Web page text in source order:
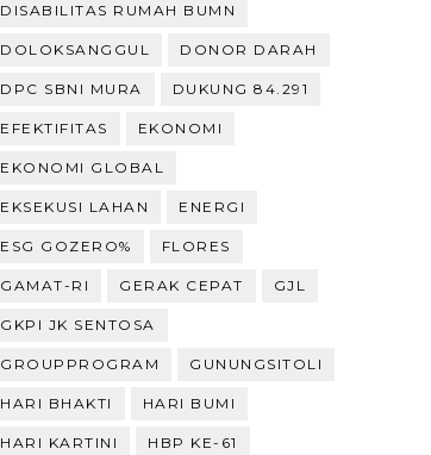
DISABILITAS RUMAH BUMN
DOLOKSANGGUL DONOR DARAH
DPC SBNI MURA DUKUNG 84.291
EFEKTIFITAS EKONOMI
EKONOMI GLOBAL
EKSEKUSI LAHAN ENERGI
ESG GOZERO% FLORES
GAMAT-RI GERAK CEPAT GJL
GKPI JK SENTOSA
GROUPPROGRAM GUNUNGSITOLI
HARI BHAKTI HARI BUMI
HARI KARTINI HBP KE-61